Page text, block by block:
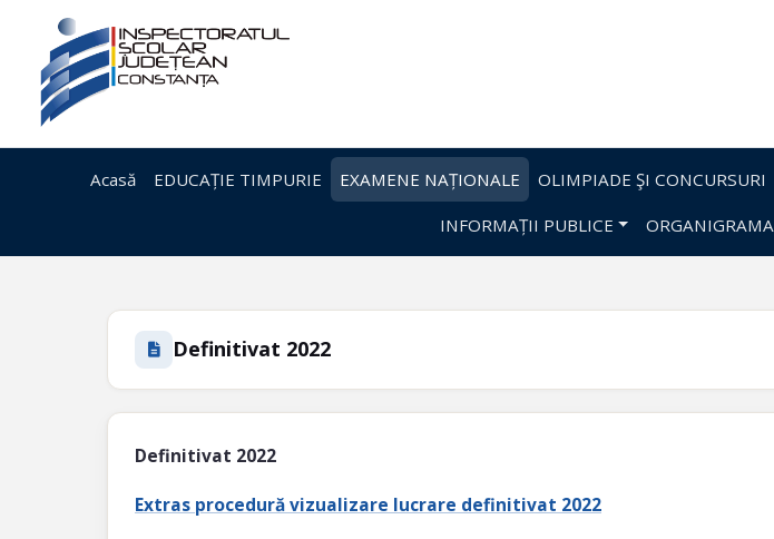
Acasă EDUCAȚIE TIMPURIE EXAMENE NAȚIONALE OLIMPIADE ŞI CONCURSURI
INFORMAȚII PUBLICE ORGANIGRAMA
Definitivat 2022
Definitivat 2022
Extras procedură vizualizare lucrare definitivat 2022